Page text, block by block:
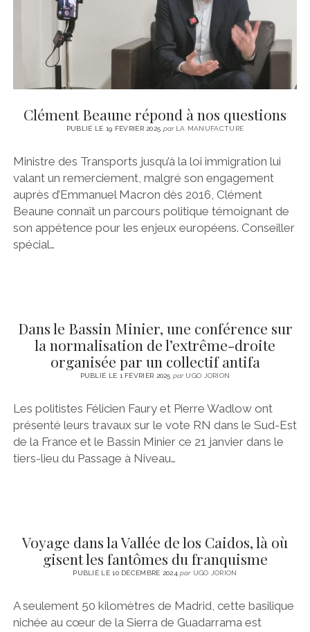
Clément Beaune répond à nos questions
PUBLIÉ LE 19 FÉVRIER 2025 parLA MANUFACTURE
Ministre des Transports jusqu’à la loi immigration lui
valant un remerciement, malgré son engagement
auprès d’Emmanuel Macron dès 2016, Clément
Beaune connaît un parcours politique témoignant de
son appétence pour les enjeux européens. Conseiller
spécial…
Dans le Bassin Minier, une conférence sur
la normalisation de l’extrême-droite
organisée par un collectif antifa
PUBLIÉ LE 1 FÉVRIER 2025parUGO JORION
Les politistes Félicien Faury et Pierre Wadlow ont
présenté leurs travaux sur le vote RN dans le Sud-Est
de la France et le Bassin Minier ce 21 janvier dans le
tiers-lieu du Passage à Niveau…
Voyage dans la Vallée de los Caidos, là où
gisent les fantômes du franquisme
PUBLIÉ LE 10 DÉCEMBRE 2024parUGO JORION
A seulement 50 kilomètres de Madrid, cette basilique
nichée au cœur de la Sierra de Guadarrama est